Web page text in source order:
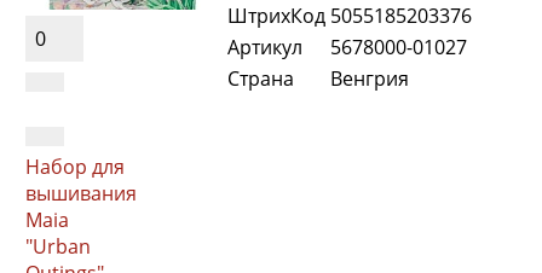
0
ШтрихКод 5055185203376
Артикул
5678000-01027
Страна
Венгрия
Набор для
вышивания
Maia
"Urban